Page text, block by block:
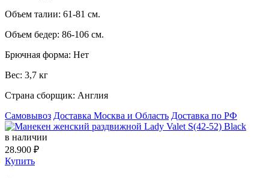
Объем талии: 61-81 см.
Объем бедер: 86-106 см.
Брючная форма: Нет
Вес: 3,7 кг
Страна сборщик: Англия
Самовывоз Доставка Москва и Область Доставка по РФ
в наличии
28.900 ₽
Купить